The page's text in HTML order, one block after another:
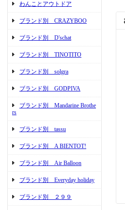
わんことアウトドア
ブランド別 CRAZYBOO
ブランド別 D'schat
ブランド別 TINOTITO
ブランド別 solgra
ブランド別 GODPIVA
ブランド別 Mandarine Brothe
rs
ブランド別 tassu
ブランド別 A BIENTOT!
ブランド別 Air Balloon
ブランド別 Everyday holiday
ブランド別 ２９９